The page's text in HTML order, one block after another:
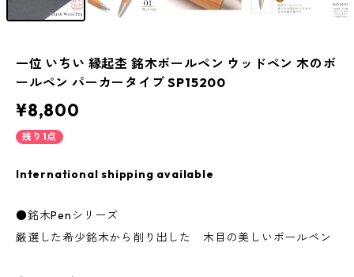
一位 いちい 縁起杢 銘木ボールペン ウッドペン 木のボ
ールペン パーカータイプ SP15200
¥8,800
残り1点
International shipping available
●銘木Penシリーズ
厳選した希少銘木から削り出した 木目の美しいボールペン